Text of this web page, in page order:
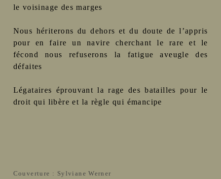
le voisinage des marges
Nous hériterons du dehors et du doute de l’appris
pour en faire un navire cherchant le rare et le
fécond nous refuserons la fatigue aveugle des
défaites
Légataires éprouvant la rage des batailles pour le
droit qui libère et la règle qui émancipe
Couverture : Sylviane Werner